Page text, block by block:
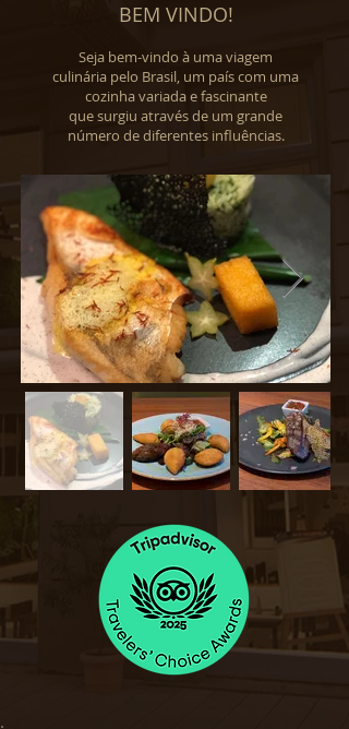
BEM VINDO!
Seja bem-vindo à uma viagem
culinária pelo Brasil, um país com uma
cozinha variada e fascinante
que surgiu através de um grande
número de diferentes influências.